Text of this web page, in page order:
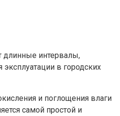
длинные интервалы,
в городских
и поглощения влаги
самой простой и